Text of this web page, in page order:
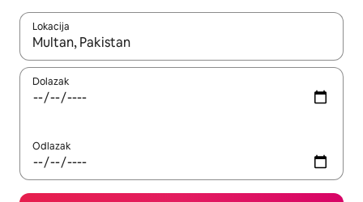
Lokacija
Kada budu dostupni rezultati, moći ćete ih pregledati
Dolazak
Odlazak